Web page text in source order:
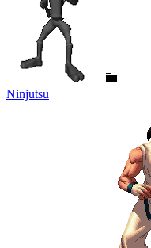
Ninjutsu